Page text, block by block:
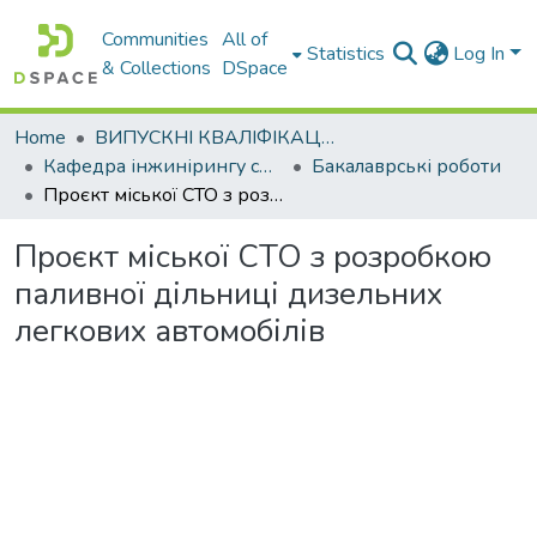
Communities
& Collections
All of
DSpace
Statistics Log In
Home
ВИПУСКНІ КВАЛІФІКАЦІЙНІ РОБОТИ
Кафедра інжинірингу систем автомобільного транспорту
Бакалаврські роботи
Проєкт міської СТО з розробкою паливної дільниці дизельних легкових автомобілів
Проєкт міської СТО з розробкою
паливної дільниці дизельних
легкових автомобілів